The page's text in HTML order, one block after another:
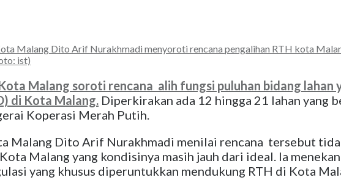
Malang Dito Arif Nurakhmadi menyoroti rencana pengalihan RTH kota
ist)
Malang soroti rencana alih fungsi puluhan bidang lahan
di Kota Malang. Diperkirakan ada 12 hingga 21 lahan yang
Koperasi Merah Putih.
Malang Dito Arif Nurakhmadi menilai rencana tersebut
Malang yang kondisinya masih jauh dari ideal. Ia
yang khusus diperuntukkan mendukung RTH di Kota